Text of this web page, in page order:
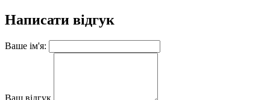
Написати відгук
Ваше ім'я:
Ваш відгук